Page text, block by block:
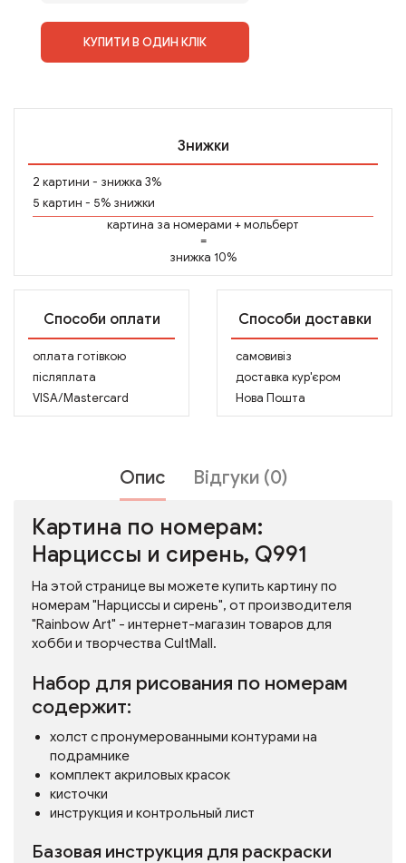
КУПИТИ В ОДИН КЛІК
Знижки
2 картини - знижка 3%
5 картин - 5% знижки
картина за номерами +мольберт
=
знижка 10%
Способи оплати
оплата готівкою
післяплата
VISA/Mastercard
Способи доставки
самовивіз
доставка кур'єром
Нова Пошта
Опис Відгуки (0)
Картина по номерам:
Нарциссы и сирень, Q991
На этой странице вы можете купить картину по
номерам "Нарциссы и сирень", от производителя
"Rainbow Art" - интернет-магазин товаров для
хобби и творчества CultMall.
Набор для рисования по номерам
содержит:
холст с пронумерованными контурами на
подрамнике
комплект акриловых красок
кисточки
инструкция и контрольный лист
Базовая инструкция для раскраски